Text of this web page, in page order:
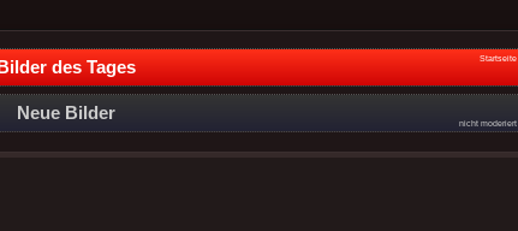
des Tages Startseite
Neue Bilder
nicht moderiert